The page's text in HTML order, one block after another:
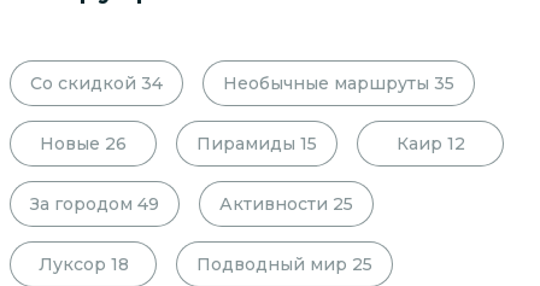
Со скидкой 34 Необычные маршруты 35
Новые 26 Пирамиды 15 Каир 12
За городом 49 Активности 25
Луксор 18 Подводный мир 25